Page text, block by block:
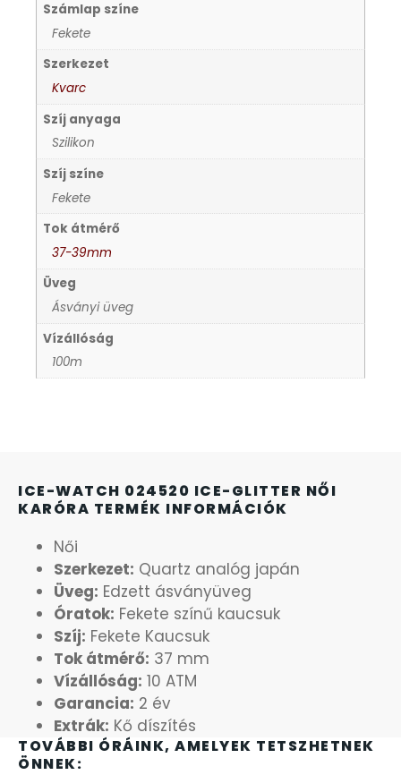
Számlap színe
Fekete
Szerkezet
Kvarc
Szíj anyaga
Szilikon
Szíj színe
Fekete
Tok átmérő
37-39mm
Üveg
Ásványi üveg
Vízállóság
100m
TOVÁBBI ÓRÁINK, AMELYEK TETSZHETNEK
ÖNNEK:
ICE-WATCH 024520 ICE-GLITTER NŐI
KARÓRA TERMÉK INFORMÁCIÓK
Női
Szerkezet: Quartz analóg japán
Üveg: Edzett ásványüveg
Óratok: Fekete színű kaucsuk
Szíj: Fekete Kaucsuk
Tok átmérő: 37 mm
Vízállóság: 10 ATM
Garancia: 2 év
Extrák: Kő díszítés
HOLLÓHÁZI PORCELÁN
ICE WATCH
KANDALLÓÓRÁK
KENNETH COLE
LORUS
LOTUS STYLE
MÁRKÁS KARÓRA SZÍJAK
MASERATI
OKOSÓRÁK
ÖNGYÚJTÓK
ÓRAFORGATÓK
ÓRÁS GÉPEK
ÓRATARTÓ DOBOZOK
ORIENT